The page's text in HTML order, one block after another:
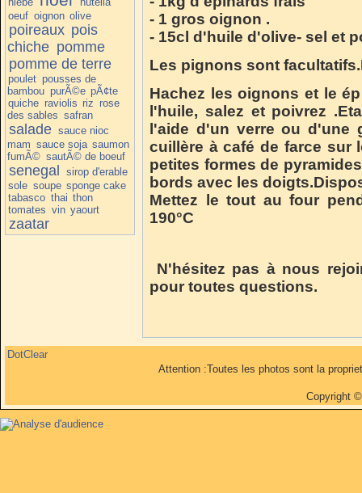
oeuf oignon olive
poireaux pois
chiche pomme
pomme de terre
poulet pousses de
bambou purÃ©e pÃ¢te
quiche raviolis riz rose
des sables safran
salade sauce nioc
mam sauce soja saumon
fumÃ© sautÃ© de boeuf
senegal sirop d'erable
sole soupe sponge cake
tabasco thai thon
tomates vin yaourt
zaatar
- 1 gros oignon .
- 15cl d'huile d'olive- sel et
Les pignons sont
Hachez les oignons et le
l'huile, salez et poivrez
l'aide d'un verre ou d'une
cuillère à café de farce sur
petites formes de
bords avec les
Mettez le tout au four
190°C
N'hésitez pas à nous
pour toutes questions.
DotClear
Attention :Toutes les photos sont la
Copyright